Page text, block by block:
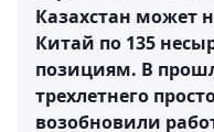
Казахстан может
Китай по 135
позициям. В
трехлетнего
возобновили